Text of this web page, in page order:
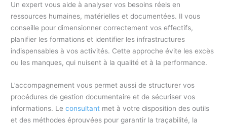
Un expert vous aide à analyser vos besoins réels en
ressources humaines, matérielles et documentées. Il vous
conseille pour dimensionner correctement vos effectifs,
planifier les formations et identifier les infrastructures
indispensables à vos activités. Cette approche évite les excès
ou les manques, qui nuisent à la qualité et à la performance.
L’accompagnement vous permet aussi de structurer vos
procédures de gestion documentaire et de sécuriser vos
informations. Leconsultant met à votre disposition des outils
et des méthodes éprouvées pour garantir la traçabilité, la